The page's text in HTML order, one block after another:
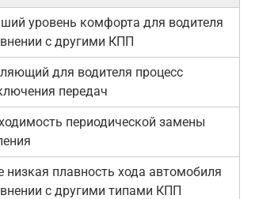
уровень комфорта для водителя
с другими КПП
для водителя процесс
передач
периодической замены
низкая плавность хода автомобиля
с другими типами КПП